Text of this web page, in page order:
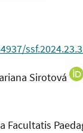
Sirotová
Facultatis